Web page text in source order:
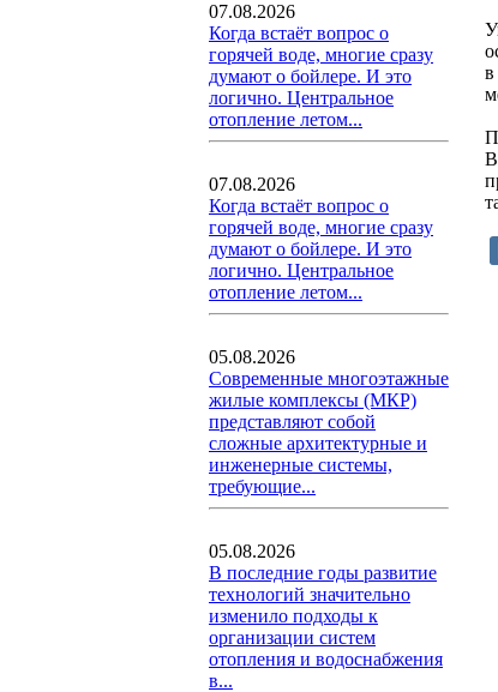
07.08.2026
Когда встаёт вопрос о
горячей воде, многие сразу
думают о бойлере. И это
логично. Центральное
отопление летом...
07.08.2026
Когда встаёт вопрос о
горячей воде, многие сразу
думают о бойлере. И это
логично. Центральное
отопление летом...
05.08.2026
Современные многоэтажные
жилые комплексы (МКР)
представляют собой
сложные архитектурные и
инженерные системы,
требующие...
05.08.2026
В последние годы развитие
технологий значительно
изменило подходы к
организации систем
отопления и водоснабжения
в...
в